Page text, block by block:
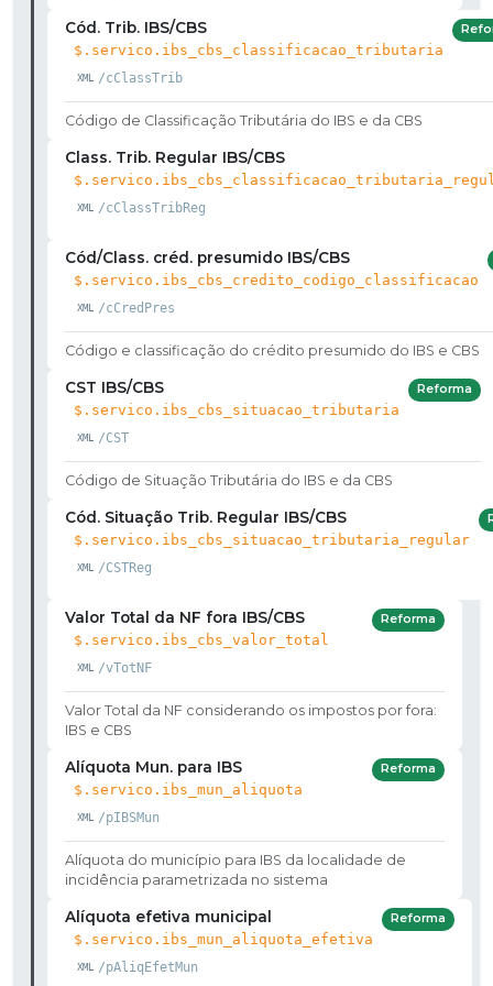
Cód. Trib. IBS/CBS
$.servico.ibs_cbs_classificacao_tributaria
/cClassTrib
Código de Classificação Tributária do IBS e da CBS
Class. Trib. Regular IBS/CBS
/cClassTribReg
Cód/Class. créd. presumido IBS/CBS
$.servico.ibs_cbs_credito_codigo_classificacao
/cCredPres
Código e classificação do crédito presumido do IBS e CBS
CST IBS/CBS
$.servico.ibs_cbs_situacao_tributaria
/CST
Reforma
Código de Situação Tributária do IBS e da CBS
Cód. Situação Trib. Regular IBS/CBS
$.servico.ibs_cbs_situacao_tributaria_regular
/CSTReg
Valor Total da NF fora IBS/CBS
$.servico.ibs_cbs_valor_total
/vTotNF
Reforma
Valor Total da NF considerando os impostos por fora:
IBS e CBS
Alíquota Mun. para IBS
$.servico.ibs_mun_aliquota
/pIBSMun
Reforma
Alíquota do município para IBS da localidade de
incidência parametrizada no sistema
Alíquota efetiva municipal
$.servico.ibs_mun_aliquota_efetiva
/pAliqEfetMun
Reforma